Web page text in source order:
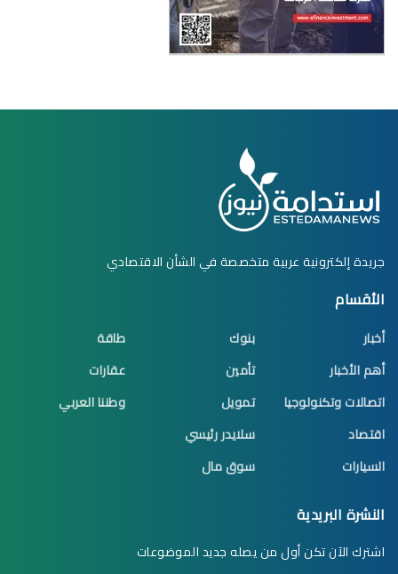
جريدة إلكترونية عربية متخصصة في الشأن الاقتصادي
الأقسام
أخبار
أهم الأخبار
اتصالات وتكنولوجيا
اقتصاد
السيارات
بنوك
تأمين
تمويل
سلايدر رئيسي
سوق مال
طاقة
عقارات
وطننا العربي
النشرة البريدية
اشترك الآن تكن أول من يصله جديد الموضوعات